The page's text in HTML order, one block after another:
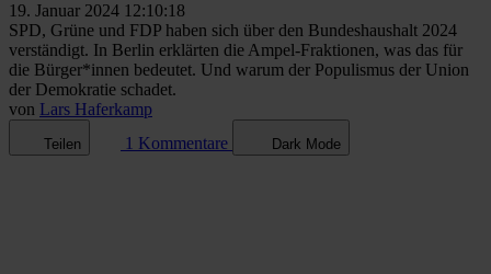
19. Januar 2024 12:10:18
SPD, Grüne und FDP haben sich über den Bundeshaushalt 2024
verständigt. In Berlin erklärten die Ampel-Fraktionen, was das für
die Bürger*innen bedeutet. Und warum der Populismus der Union
der Demokratie schadet.
von Lars Haferkamp
Teilen 1 Kommentare Dark Mode